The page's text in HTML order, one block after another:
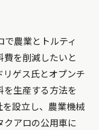
農業とトルティ
費を削減したいと
リゲス氏とオプンチ
を生産する方法を
設立し、農業機械
クアロの公用車に